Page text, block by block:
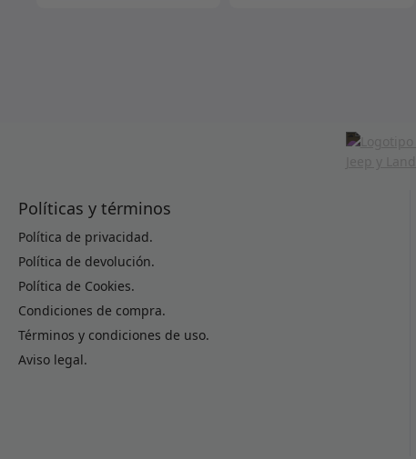
Políticas y términos
Política de privacidad.
Política de devolución.
Política de Cookies.
Condiciones de compra.
Términos y condiciones de uso.
Aviso legal.